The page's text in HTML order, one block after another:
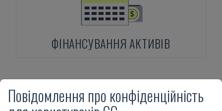
ФІНАНСУВАННЯ АКТИВІВ
ПродуктиHARDINGEQuest 51 SP
Повідомлення про конфіденційність